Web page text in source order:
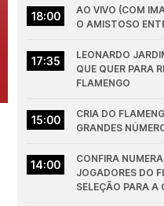
18:00
AO VIVO (COM
O AMISTOSO
17:35
LEONARDO
QUE QUER PARA
FLAMENGO
15:00
CRIA DO
GRANDES
14:00
CONFIRA
JOGADORES DO
SELEÇÃO PARA A